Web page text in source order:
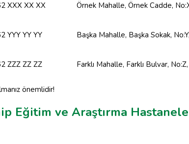
XXX XX XX Örnek Mahalle, Örnek Cadde,
YYY YY YY Başka Mahalle, Başka Sokak,
ZZZ ZZ ZZ Farklı Mahalle, Farklı Bulvar,
önemlidir!
Eğitim ve Araştırma